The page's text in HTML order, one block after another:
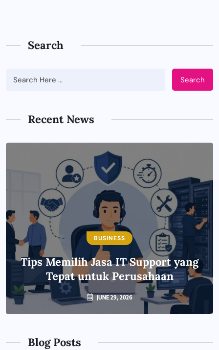
Search
Search
Recent News
BUSINESS
Tips Memilih Jasa IT Support yang
Tepat untuk Perusahaan
JUNE 29, 2026
Blog Posts